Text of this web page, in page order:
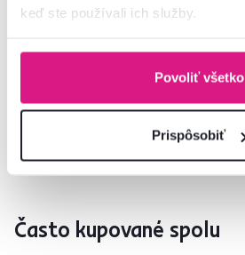
keď ste používali ich služby.
Povoliť všetko
Prispôsobiť
399 €
-50%
Často kupované spolu